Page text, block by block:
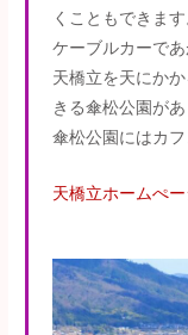
くこともできます
ケーブルカーであ
天橋立を天にか
きる傘松公園があ
傘松公園にはカフ
天橋立ホームぺー